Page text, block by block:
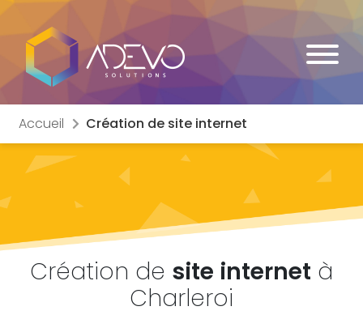
Accueil Création de site internet
Création de site internet à
Charleroi